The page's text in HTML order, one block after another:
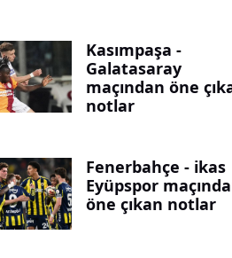
Kasımpaşa -
Galatasaray
maçından öne
notlar
Fenerbahçe - ikas
Eyüpspor
öne çıkan notlar